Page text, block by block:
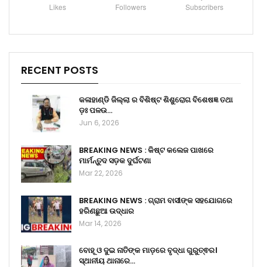
Likes Followers Subscribers
RECENT POSTS
କଳାହାଣ୍ଡି ଜିଲ୍ଲା ର ବିଶିଷ୍ଟ ଶିଶୁରୋଗ ବିଶେଷଜ୍ଞ ତଥା
ଡ଼ଃ ପଳଉ…
Jun 6, 2026
BREAKING NEWS : କିଷ୍ଟ କଲେଜ ପାଖରେ
ମାର୍ମନ୍ତୁଦ ସଡ଼କ ଦୁର୍ଘଟଣା
Mar 22, 2026
BREAKING NEWS : ଗ୍ରାମ ବାସୀଙ୍କ ସହଯୋଗରେ
ହରିଣଛୁଆ ଉଦ୍ଧାର
Mar 14, 2026
ବୋହୂ ଓ ଦୁଇ ନାତିଙ୍କ ମାଡ଼ରେ ବୃଦ୍ଧା ଗୁରୁତ୍ଵର।
ସ୍ଥାନୀୟ ଥାନାରେ…